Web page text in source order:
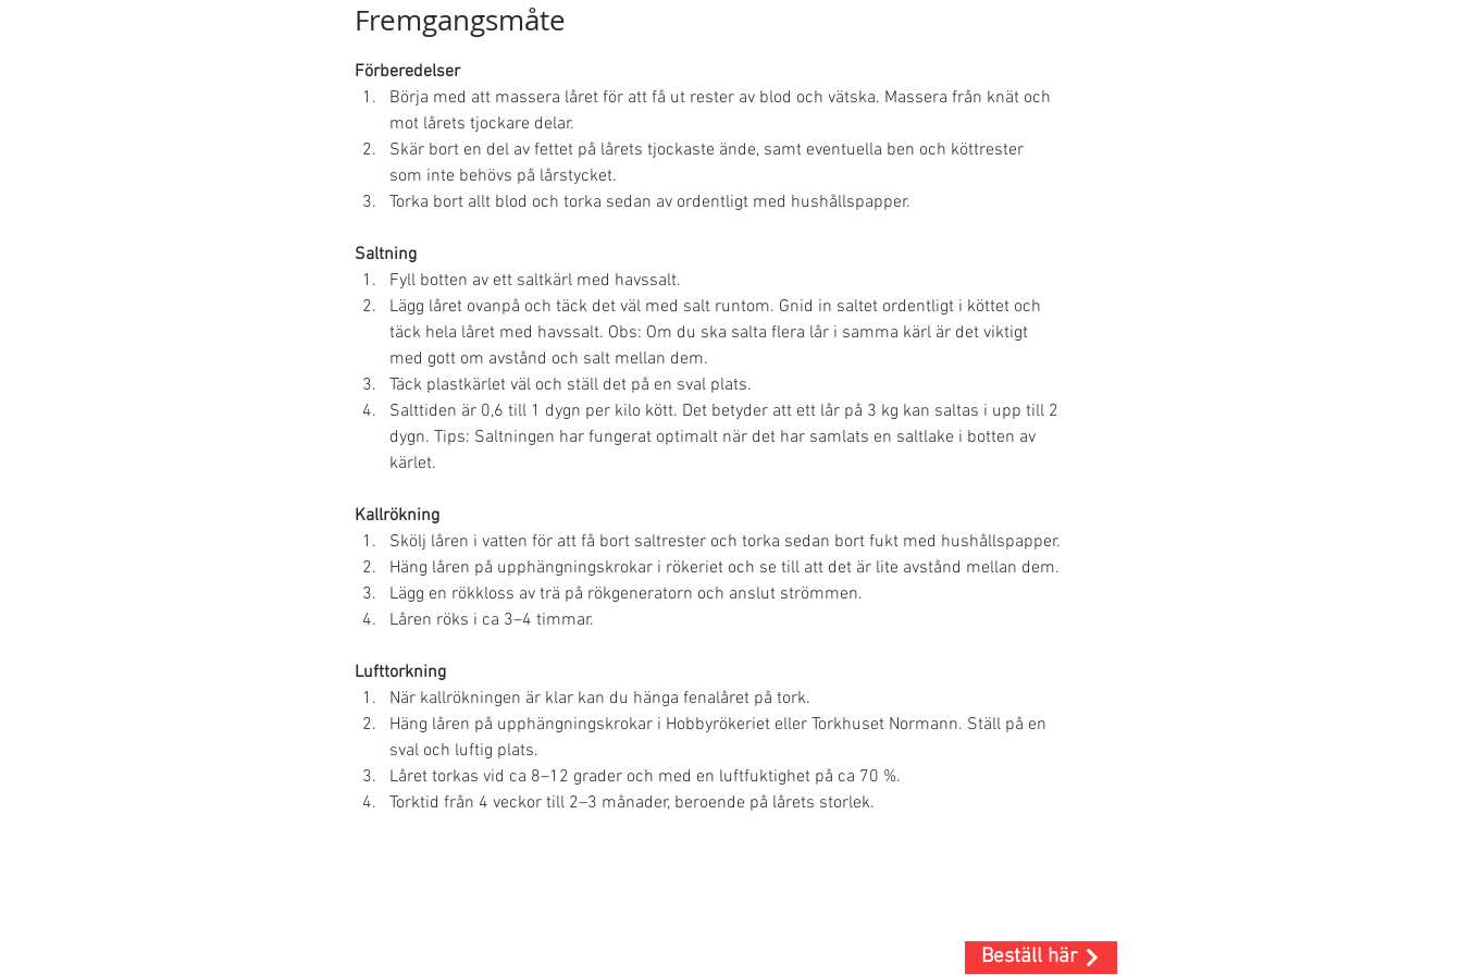
Fremgangsmåte
Förberedelser
Börja med att massera låret för att få ut rester av blod och vätska. Massera från knät och
mot lårets tjockare delar.
Skär bort en del av fettet på lårets tjockaste ände, samt eventuella ben och köttrester
som inte behövs på lårstycket.
Torka bort allt blod och torka sedan av ordentligt med hushållspapper.
Saltning
Fyll botten av ett saltkärl med havssalt.
Lägg låret ovanpå och täck det väl med salt runtom. Gnid in saltet ordentligt i köttet och
täck hela låret med havssalt. Obs: Om du ska salta flera lår i samma kärl är det viktigt
med gott om avstånd och salt mellan dem.
Täck plastkärlet väl och ställ det på en sval plats.
Salttiden är 0,6 till 1 dygn per kilo kött. Det betyder att ett lår på 3 kg kan saltas i upp till 2
dygn. Tips: Saltningen har fungerat optimalt när det har samlats en saltlake i botten av
kärlet.
Kallrökning
Skölj låren i vatten för att få bort saltrester och torka sedan bort fukt med hushållspapper.
Häng låren på upphängningskrokar i rökeriet och se till att det är lite avstånd mellan dem.
Lägg en rökkloss av trä på rökgeneratorn och anslut strömmen.
Låren röks i ca 3–4 timmar.
Lufttorkning
När kallrökningen är klar kan du hänga fenalåret på tork.
Häng låren på upphängningskrokar i Hobbyrökeriet eller Torkhuset Normann. Ställ på en
sval och luftig plats.
Låret torkas vid ca 8–12 grader och med en luftfuktighet på ca 70 %.
Torktid från 4 veckor till 2–3 månader, beroende på lårets storlek.
Beställ här